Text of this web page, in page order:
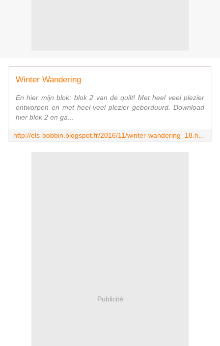
Winter Wandering
En hier mijn blok: blok 2 van de quilt! Met heel veel plezier
ontworpen en met heel veel plezier geborduurd. Download
hier blok 2 en ga...
Publicité